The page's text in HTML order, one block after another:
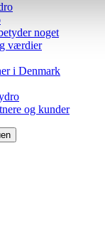
noget
værdier
i Denmark
og kunder